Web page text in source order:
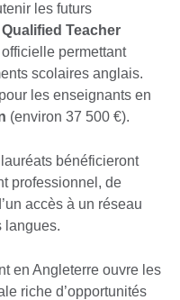
les futurs
Qualified Teacher
permettant
scolaires anglais.
pour les enseignants en
(environ 37 500 €).
bénéficieront
professionnel, de
accès à un réseau
langues.
en Angleterre ouvre les
riche d’opportunités